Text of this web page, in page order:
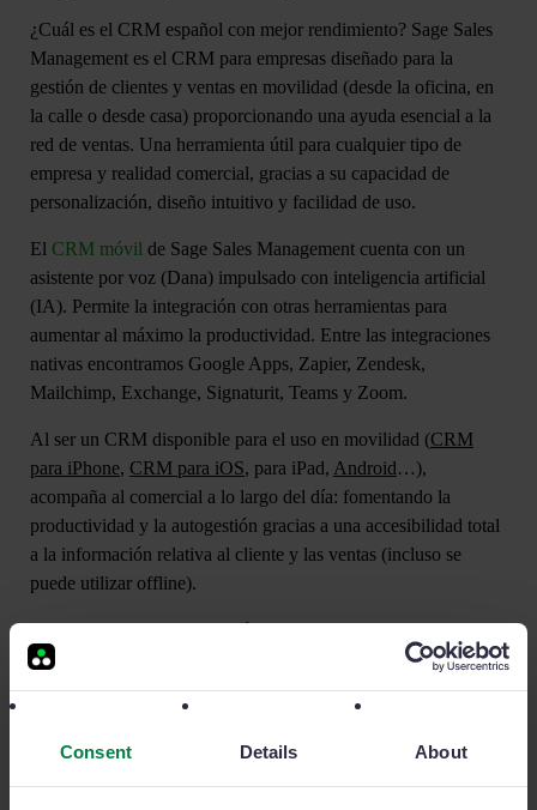
Consent Details About
¿Cuál es el CRM español con mejor rendimiento? Sage Sales
Management es el CRM para empresas diseñado para la
gestión de clientes y ventas en movilidad (desde la oficina, en
la calle o desde casa) proporcionando una ayuda esencial a la
red de ventas. Una herramienta útil para cualquier tipo de
empresa y realidad comercial, gracias a su capacidad de
personalización, diseño intuitivo y facilidad de uso.
El CRM móvil de Sage Sales Management cuenta con un
asistente por voz (Dana) impulsado con inteligencia artificial
(IA). Permite la integración con otras herramientas para
aumentar al máximo la productividad. Entre las integraciones
nativas encontramos Google Apps, Zapier, Zendesk,
Mailchimp, Exchange, Signaturit, Teams y Zoom.
Al ser un CRM disponible para el uso en movilidad (CRM
para iPhone, CRM para iOS, para iPad, Android…),
acompaña al comercial a lo largo del día: fomentando la
productividad y la autogestión gracias a una accesibilidad total
a la información relativa al cliente y las ventas (incluso se
puede utilizar offline).
Como software para la gestión de contactos, Sage Sales
Management registra y guarda
cada interacción entre la
empresa y el cliente: cada detalle, desde citas hasta llamadas,
está disponible, en tiempo real, en una pantalla clara y
completa.
También en materia de seguridad, Sage Sales Management